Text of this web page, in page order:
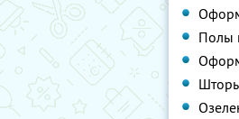
Полы